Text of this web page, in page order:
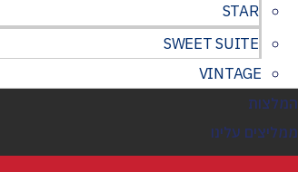
STAR
SWEET SUITE
VINTAGE
המלצות
ממליצים עלינו